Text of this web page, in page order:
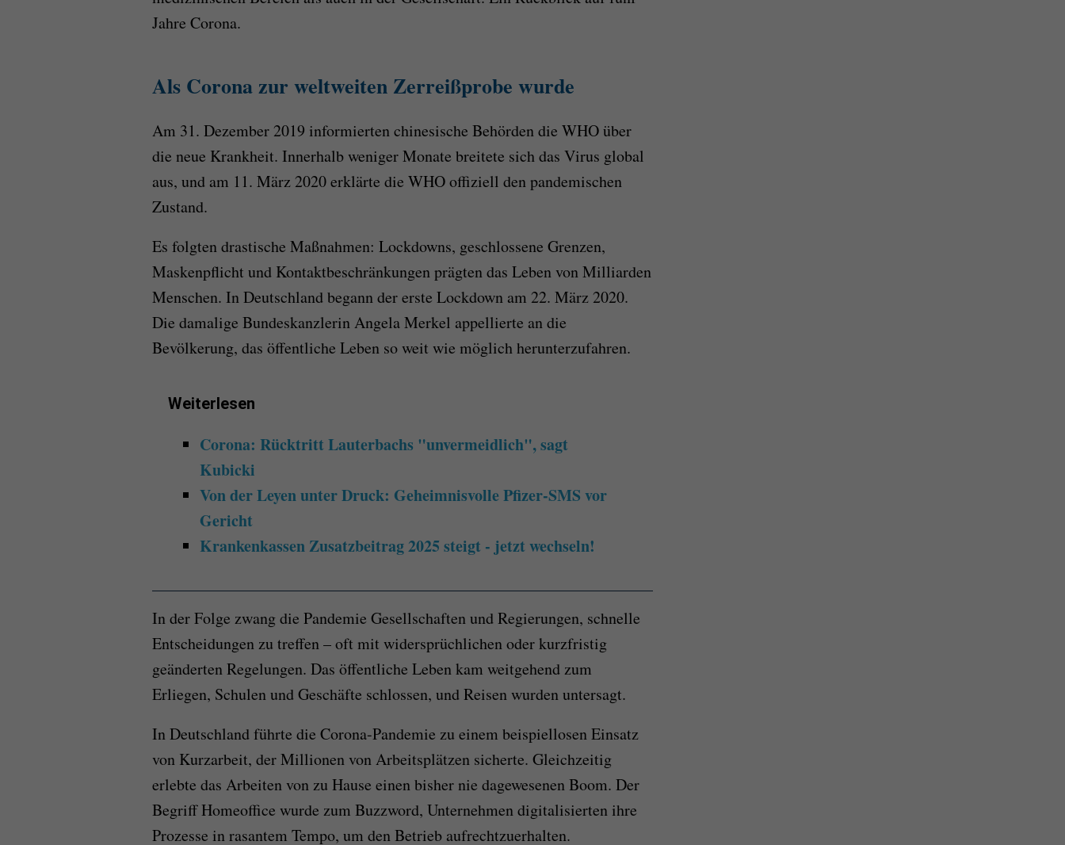
Jahre Corona.
Als Corona zur weltweiten Zerreißprobe wurde
Am 31. Dezember 2019 informierten chinesische Behörden die WHO über
die neue Krankheit. Innerhalb weniger Monate breitete sich das Virus global
aus, und am 11. März 2020 erklärte die WHO offiziell den pandemischen
Zustand.
Es folgten drastische Maßnahmen: Lockdowns, geschlossene Grenzen,
Maskenpflicht und Kontaktbeschränkungen prägten das Leben von Milliarden
Menschen. In Deutschland begann der erste Lockdown am 22. März 2020.
Die damalige Bundeskanzlerin Angela Merkel appellierte an die
Bevölkerung, das öffentliche Leben so weit wie möglich herunterzufahren.
Weiterlesen
Corona: Rücktritt Lauterbachs "unvermeidlich", sagt
Kubicki
Von der Leyen unter Druck: Geheimnisvolle Pfizer-SMS vor
Gericht
Krankenkassen Zusatzbeitrag 2025 steigt - jetzt wechseln!
In der Folge zwang die Pandemie Gesellschaften und Regierungen, schnelle
Entscheidungen zu treffen – oft mit widersprüchlichen oder kurzfristig
geänderten Regelungen. Das öffentliche Leben kam weitgehend zum
Erliegen, Schulen und Geschäfte schlossen, und Reisen wurden untersagt.
In Deutschland führte die Corona-Pandemie zu einem beispiellosen Einsatz
von Kurzarbeit, der Millionen von Arbeitsplätzen sicherte. Gleichzeitig
erlebte das Arbeiten von zu Hause einen bisher nie dagewesenen Boom. Der
Begriff Homeoffice wurde zum Buzzword, Unternehmen digitalisierten ihre
Prozesse in rasantem Tempo, um den Betrieb aufrechtzuerhalten.